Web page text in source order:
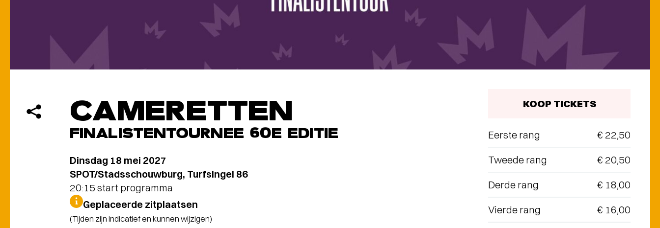
CAMERETTEN
FINALISTENTOURNEE 60E EDITIE
Dinsdag 18 mei 2027
SPOT/Stadsschouwburg, Turfsingel 86
20:15 start programma
Geplaceerde zitplaatsen
(Tijden zijn indicatief en kunnen wijzigen)
KOOP TICKETS
Eerste rang € 22,50
Tweede rang € 20,50
Derde rang € 18,00
Vierde rang € 16,00